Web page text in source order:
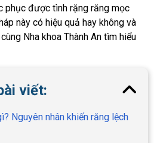
phục được tình rặng răng mọc
này có hiệu quả hay không và
Nha khoa Thành An tìm hiểu
viết:
Nguyên nhân khiến răng lệch